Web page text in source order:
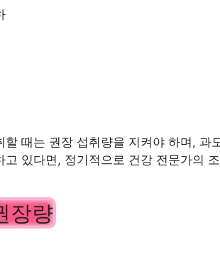
할 때는 권장 섭취량을 지켜야 하며, 과
고 있다면, 정기적으로 건강 전문가의
장량